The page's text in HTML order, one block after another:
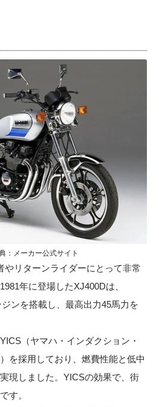
：メーカー公式サイト
やリターンライダーにとって非常
年に登場したXJ400Dは、
ンを搭載し、最高出力45馬力を
（ヤマハ・インダクション・
を採用しており、燃費性能と低中
現しました。YICSの効果で、街
す。